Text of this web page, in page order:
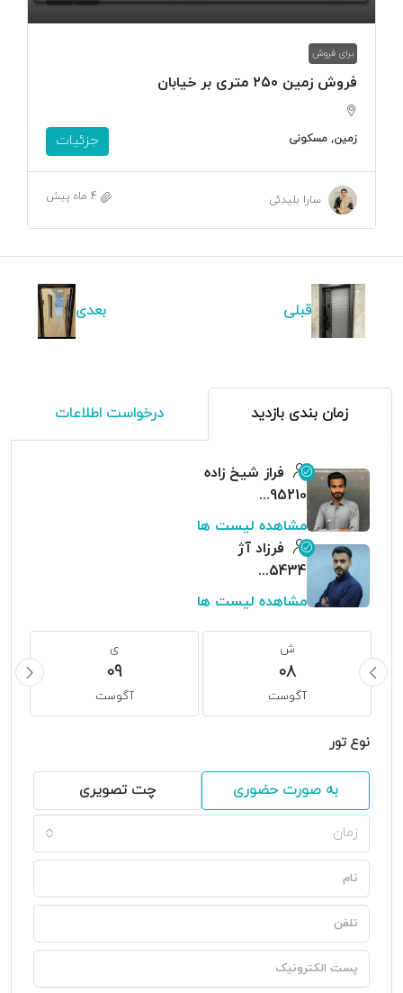
برای فروش
فروش زمین ۲۵۰ متری بر خیابان
زمین, مسکونی جزئیات
سارا بلیدئی 4 ماه پیش
قبلی بعدی
زمان بندی بازدید درخواست اطلاعات
فراز شیخ زاده
09159995210
مشاهده لیست ها
فرزاد آژ
09155485434
مشاهده لیست ها
ش
08
آگوست
ی
09
آگوست
نوع تور
به صورت حضوری چت تصویری
زمان